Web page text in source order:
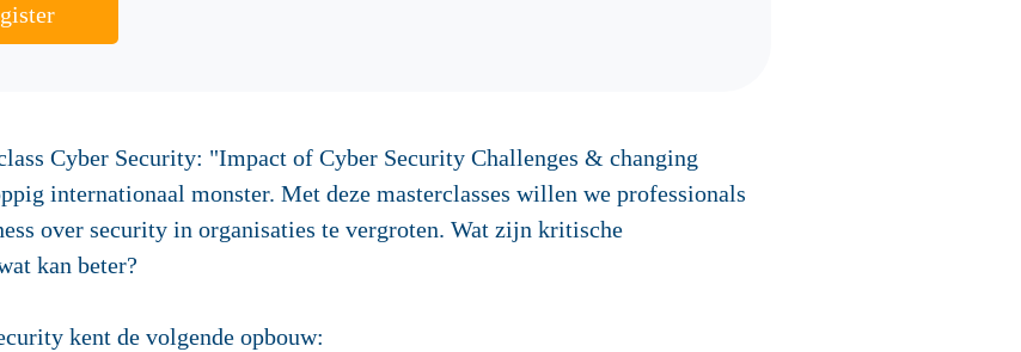
Cyber Security: "Impact of Cyber Security Challenges & changing
internationaal monster. Met deze masterclasses willen we professionals
over security in organisaties te vergroten. Wat zijn kritische
kan beter?
kent de volgende opbouw: